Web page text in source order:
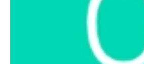
Интернет-магазин
Интернет-витрина